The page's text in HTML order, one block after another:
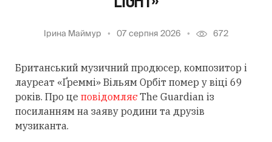
Ірина Маймур 07 серпня 2026 672
Британський музичний продюсер, композитор і
лауреат «Ґреммі» Вільям Орбіт помер у віці 69
років. Про це повідомляєThe Guardian із
посиланням на заяву родини та друзів
музиканта.